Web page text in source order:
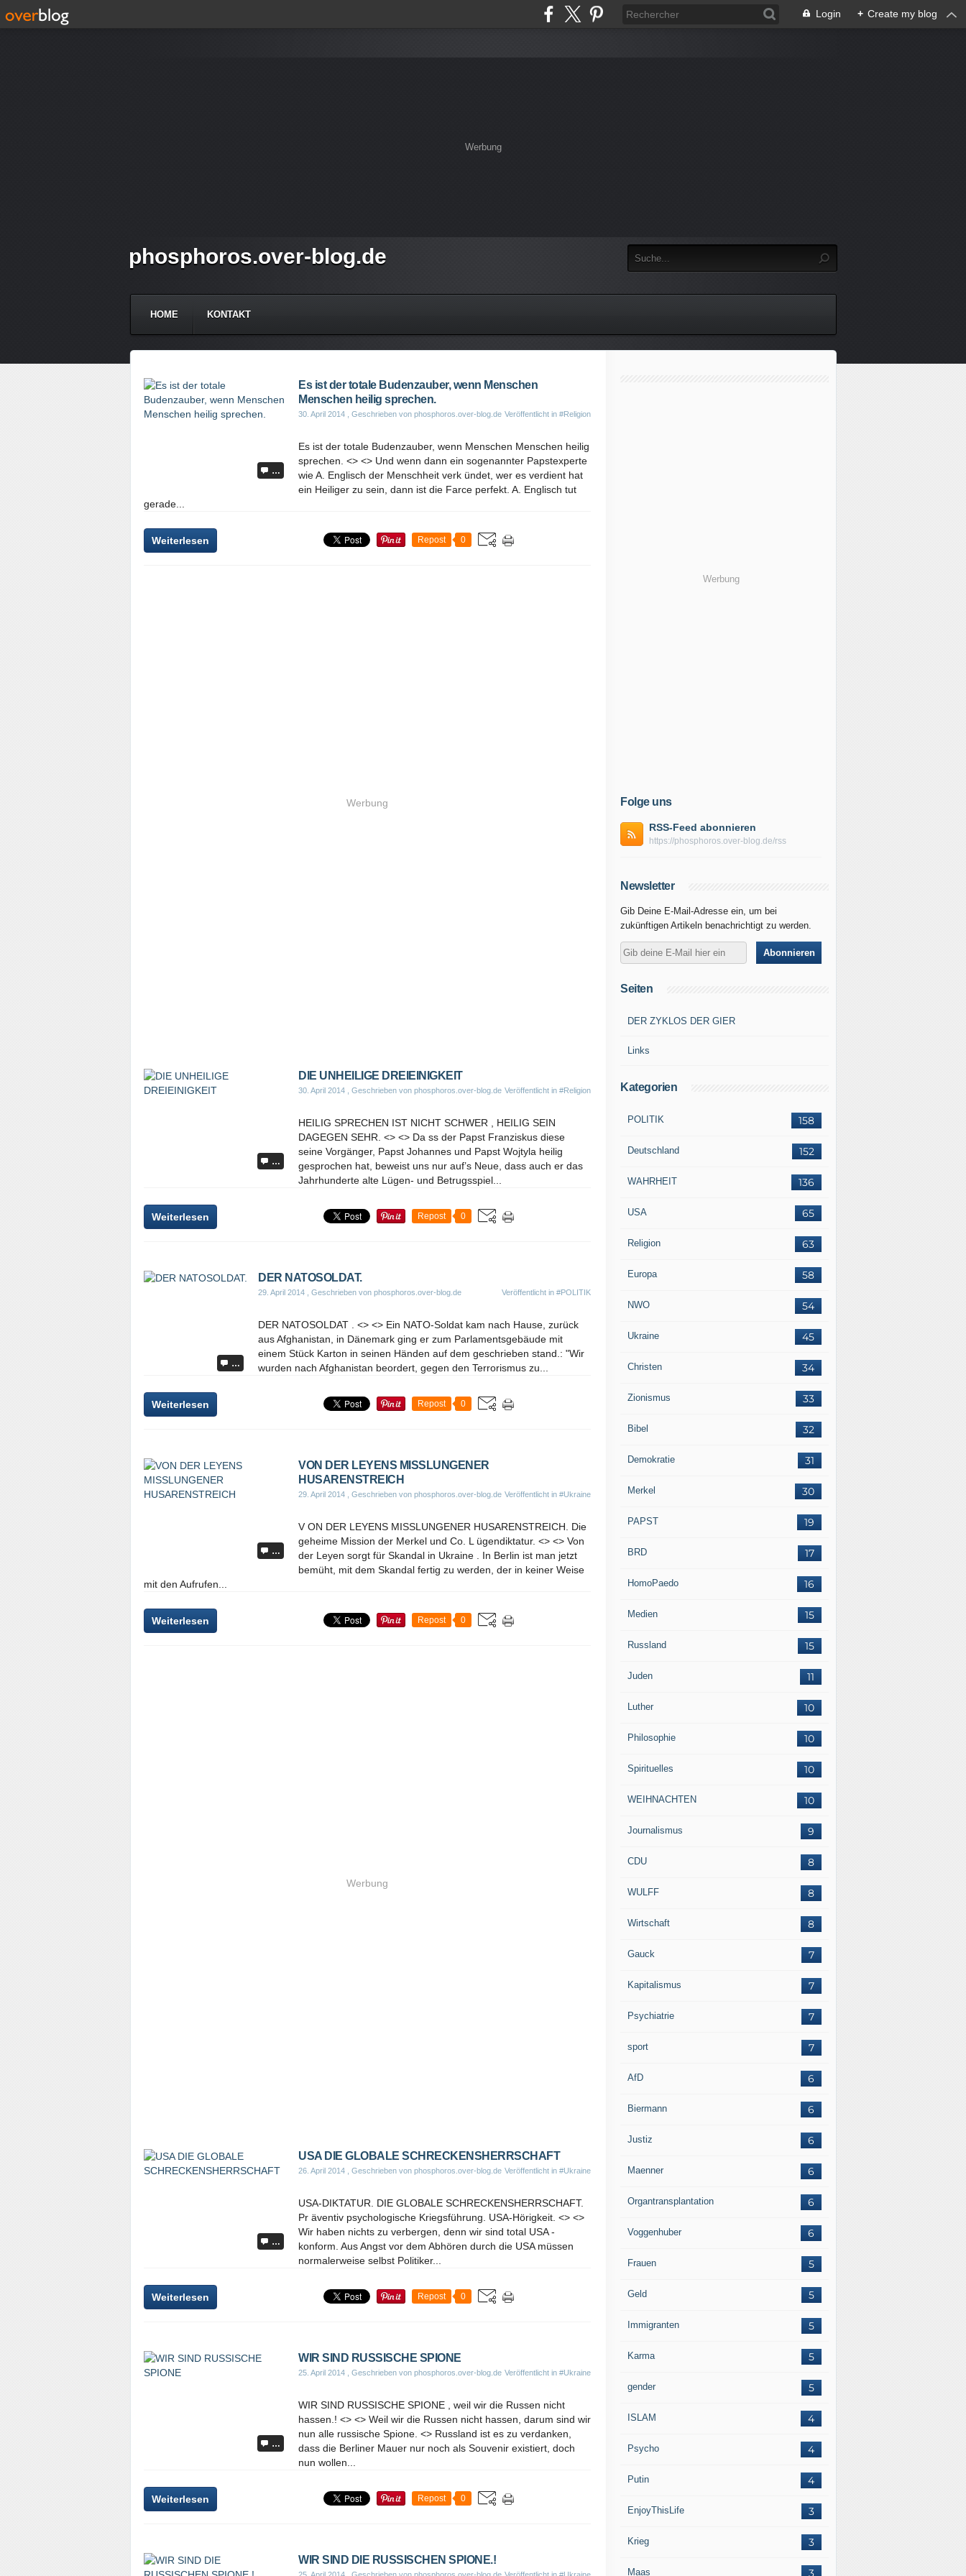
Login + Create my blog
Werbung
phosphoros.over-blog.de
HOME KONTAKT
…
Es ist der totale Budenzauber, wenn Menschen
Menschen heilig sprechen.
30. April 2014 , Geschrieben von phosphoros.over-blog.de Veröffentlicht in #Religion
Es ist der totale Budenzauber, wenn Menschen Menschen heilig
sprechen. <> <> Und wenn dann ein sogenannter Papstexperte
wie A. Englisch der Menschheit verk ündet, wer es verdient hat
ein Heiliger zu sein, dann ist die Farce perfekt. A. Englisch tut
gerade...
Weiterlesen Repost 0
Werbung
…
DIE UNHEILIGE DREIEINIGKEIT
30. April 2014 , Geschrieben von phosphoros.over-blog.de Veröffentlicht in #Religion
HEILIG SPRECHEN IST NICHT SCHWER , HEILIG SEIN
DAGEGEN SEHR. <> <> Da ss der Papst Franziskus diese
seine Vorgänger, Papst Johannes und Papst Wojtyla heilig
gesprochen hat, beweist uns nur auf’s Neue, dass auch er das
Jahrhunderte alte Lügen- und Betrugsspiel...
Weiterlesen Repost 0
…
DER NATOSOLDAT.
29. April 2014 , Geschrieben von phosphoros.over-blog.de Veröffentlicht in #POLITIK
DER NATOSOLDAT . <> <> Ein NATO-Soldat kam nach Hause, zurück
aus Afghanistan, in Dänemark ging er zum Parlamentsgebäude mit
einem Stück Karton in seinen Händen auf dem geschrieben stand.: "Wir
wurden nach Afghanistan beordert, gegen den Terrorismus zu...
Weiterlesen Repost 0
…
VON DER LEYENS MISSLUNGENER
HUSARENSTREICH
29. April 2014 , Geschrieben von phosphoros.over-blog.de Veröffentlicht in #Ukraine
V ON DER LEYENS MISSLUNGENER HUSARENSTREICH. Die
geheime Mission der Merkel und Co. L ügendiktatur. <> <> Von
der Leyen sorgt für Skandal in Ukraine . In Berlin ist man jetzt
bemüht, mit dem Skandal fertig zu werden, der in keiner Weise
mit den Aufrufen...
Weiterlesen Repost 0
Werbung
…
USA DIE GLOBALE SCHRECKENSHERRSCHAFT
26. April 2014 , Geschrieben von phosphoros.over-blog.de Veröffentlicht in #Ukraine
USA-DIKTATUR. DIE GLOBALE SCHRECKENSHERRSCHAFT.
Pr äventiv psychologische Kriegsführung. USA-Hörigkeit. <> <>
Wir haben nichts zu verbergen, denn wir sind total USA -
konform. Aus Angst vor dem Abhören durch die USA müssen
normalerweise selbst Politiker...
Weiterlesen Repost 0
…
WIR SIND RUSSISCHE SPIONE
25. April 2014 , Geschrieben von phosphoros.over-blog.de Veröffentlicht in #Ukraine
WIR SIND RUSSISCHE SPIONE , weil wir die Russen nicht
hassen.! <> <> Weil wir die Russen nicht hassen, darum sind wir
nun alle russische Spione. <> Russland ist es zu verdanken,
dass die Berliner Mauer nur noch als Souvenir existiert, doch
nun wollen...
Weiterlesen Repost 0
WIR SIND DIE RUSSISCHEN SPIONE.!
Werbung
Folge uns
RSS-Feed abonnieren
https://phosphoros.over-blog.de/rss
Newsletter
Gib Deine E-Mail-Adresse ein, um bei
zukünftigen Artikeln benachrichtigt zu werden.
Seiten
DER ZYKLOS DER GIER
Links
Kategorien
158
POLITIK
152
Deutschland
136
WAHRHEIT
65
USA
63
Religion
58
Europa
54
NWO
45
Ukraine
34
Christen
33
Zionismus
32
Bibel
31
Demokratie
30
Merkel
19
PAPST
17
BRD
16
HomoPaedo
15
Medien
15
Russland
11
Juden
10
Luther
10
Philosophie
10
Spirituelles
10
WEIHNACHTEN
9
Journalismus
8
CDU
8
WULFF
8
Wirtschaft
7
Gauck
7
Kapitalismus
7
Psychiatrie
7
sport
6
AfD
6
Biermann
6
Justiz
6
Maenner
6
Organtransplantation
6
Voggenhuber
5
Frauen
5
Geld
5
Immigranten
5
Karma
5
gender
4
ISLAM
4
Psycho
4
Putin
3
EnjoyThisLife
3
Krieg
3
Maas